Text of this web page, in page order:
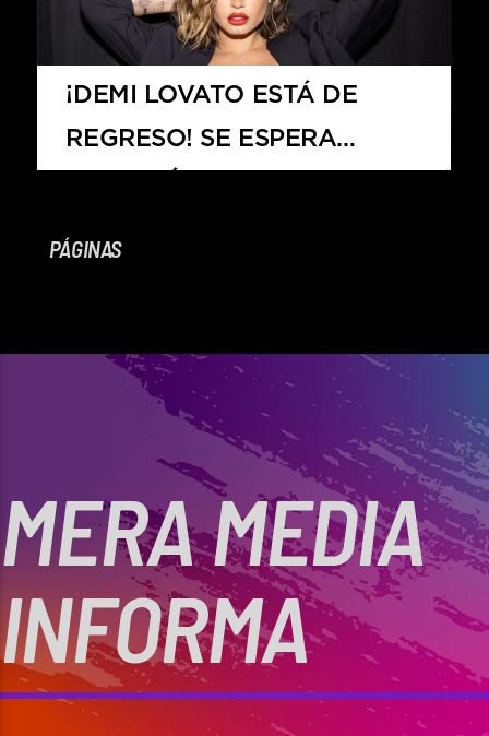
Hits – 96.5 FM
¡DEMI LOVATO ESTÁ DE
REGRESO! SE ESPERA
PÁGINAS
MERA MEDIA
INFORMA